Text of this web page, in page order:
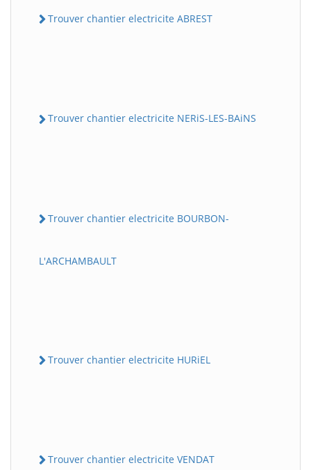
Trouver chantier electricite ABREST
Trouver chantier electricite NERiS-LES-BAiNS
Trouver chantier electricite BOURBON-
L'ARCHAMBAULT
Trouver chantier electricite HURiEL
Trouver chantier electricite VENDAT